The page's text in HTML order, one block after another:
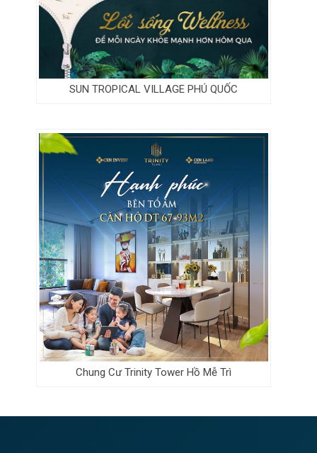
SUN TROPICAL VILLAGE PHÚ QUỐC
Chung Cư Trinity Tower Hồ Mễ Trì